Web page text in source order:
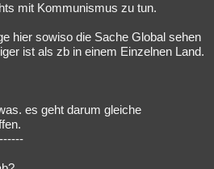
mit Kommunismus zu tun.
hier sowiso die Sache Global sehen
ist als zb in einem Einzelnen Land.
es geht darum gleiche